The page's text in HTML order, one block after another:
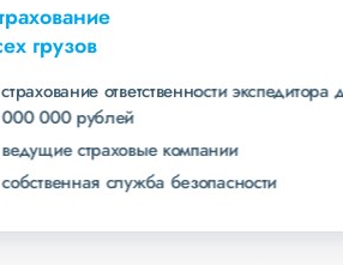
экспедитора до 40